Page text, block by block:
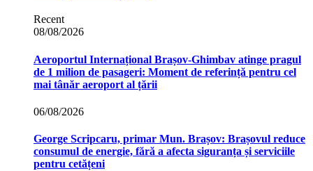
Recent
08/08/2026
Aeroportul Internațional Brașov‑Ghimbav atinge pragul
de 1 milion de pasageri: Moment de referință pentru cel
mai tânăr aeroport al țării
06/08/2026
George Scripcaru, primar Mun. Brașov: Brașovul reduce
consumul de energie, fără a afecta siguranța și serviciile
pentru cetățeni